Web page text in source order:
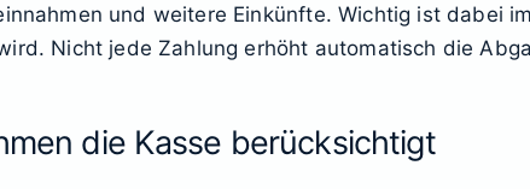
und weitere Einkünfte. Wichtig ist dabei
Nicht jede Zahlung erhöht automatisch die
die Kasse berücksichtigt